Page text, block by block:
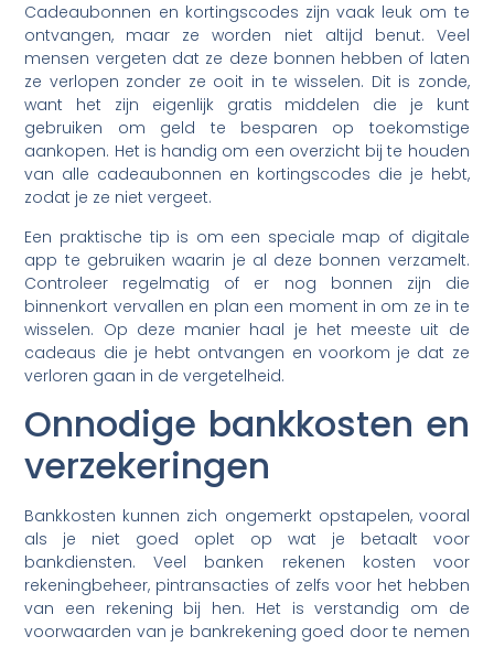
Cadeaubonnen en kortingscodes zijn vaak leuk om te
ontvangen, maar ze worden niet altijd benut. Veel
mensen vergeten dat ze deze bonnen hebben of laten
ze verlopen zonder ze ooit in te wisselen. Dit is zonde,
want het zijn eigenlijk gratis middelen die je kunt
gebruiken om geld te besparen op toekomstige
aankopen. Het is handig om een overzicht bij te houden
van alle cadeaubonnen en kortingscodes die je hebt,
zodat je ze niet vergeet.
Een praktische tip is om een speciale map of digitale
app te gebruiken waarin je al deze bonnen verzamelt.
Controleer regelmatig of er nog bonnen zijn die
binnenkort vervallen en plan een moment in om ze in te
wisselen. Op deze manier haal je het meeste uit de
cadeaus die je hebt ontvangen en voorkom je dat ze
verloren gaan in de vergetelheid.
Onnodige bankkosten en
verzekeringen
Bankkosten kunnen zich ongemerkt opstapelen, vooral
als je niet goed oplet op wat je betaalt voor
bankdiensten. Veel banken rekenen kosten voor
rekeningbeheer, pintransacties of zelfs voor het hebben
van een rekening bij hen. Het is verstandig om de
voorwaarden van je bankrekening goed door te nemen